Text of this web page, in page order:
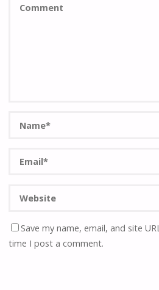
Save my name, email, and site
time I post a comment.